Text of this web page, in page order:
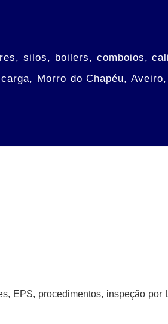
silos, boilers, comboios,
Morro do Chapéu,
EPS, procedimentos, inspeção por